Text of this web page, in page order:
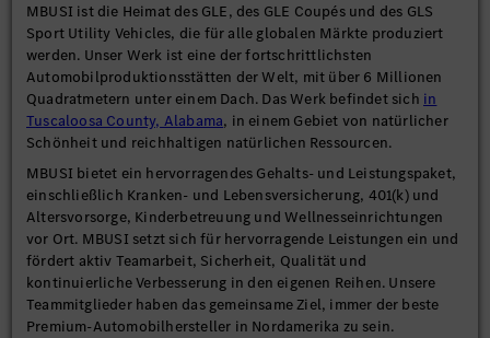
MBUSI ist die Heimat des GLE, des GLE Coupés und des GLS
Sport Utility Vehicles, die für alle globalen Märkte produziert
werden. Unser Werk ist eine der fortschrittlichsten
Automobilproduktionsstätten der Welt, mit über 6 Millionen
Quadratmetern unter einem Dach. Das Werk befindet sich in
Tuscaloosa County, Alabama, in einem Gebiet von natürlicher
Schönheit und reichhaltigen natürlichen Ressourcen.
MBUSI bietet ein hervorragendes Gehalts- und Leistungspaket,
einschließlich Kranken- und Lebensversicherung, 401(k) und
Altersvorsorge, Kinderbetreuung und Wellnesseinrichtungen
vor Ort. MBUSI setzt sich für hervorragende Leistungen ein und
fördert aktiv Teamarbeit, Sicherheit, Qualität und
kontinuierliche Verbesserung in den eigenen Reihen. Unsere
Teammitglieder haben das gemeinsame Ziel, immer der beste
Premium-Automobilhersteller in Nordamerika zu sein.